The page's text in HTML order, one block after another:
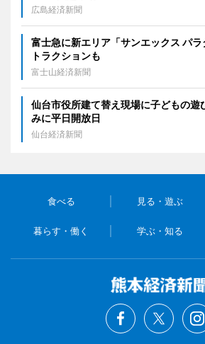
広島経済新聞
富士急に新エリア「サンエックス パ
トラクションも
富士山経済新聞
仙台市役所建て替え現場に子どもの
みに平日開放日
仙台経済新聞
食べる 見る・遊ぶ
暮らす・働く 学ぶ・知る